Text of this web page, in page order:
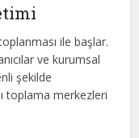
ile başlar.
ve kurumsal
şekilde
toplama merkezleri